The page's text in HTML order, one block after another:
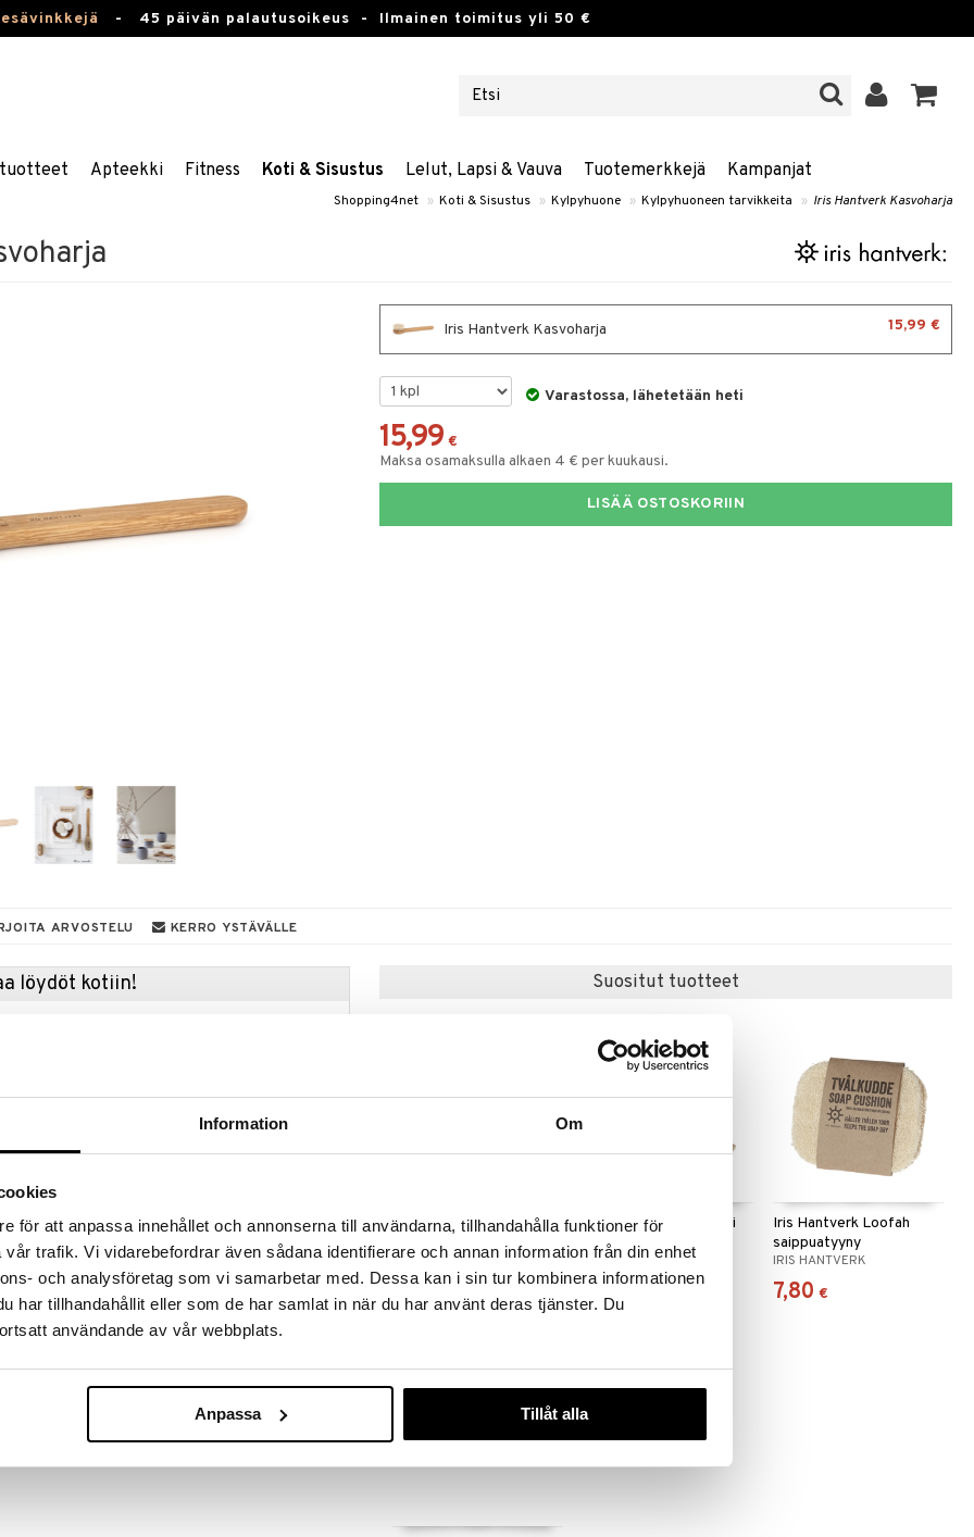
Information Om
för att anpassa innehållet och annonserna till användarna, tillhandahålla funktioner för
trafik. Vi vidarebefordrar även sådana identifierare och annan information från din enhet
och analysföretag som vi samarbetar med. Dessa kan i sin tur kombinera informationen
har tillhandahållit eller som de har samlat in när du har använt deras tjänster. Du
användande av vår webbplats.
Anpassa Tillåt alla
- 45 päivän palautusoikeus - Ilmainen toimitus yli 50 €
Apteekki Fitness Koti & Sisustus Lelut, Lapsi & Vauva Tuotemerkkejä Kampanjat
Shopping4net » Koti & Sisustus » Kylpyhuone » Kylpyhuoneen tarvikkeita » Iris Hantverk Kasvoharja
Iris Hantverk Kasvoharja 15,99 €
Varastossa, lähetetään heti
15,99 €
Maksa osamaksulla alkaen 4 € per kuukausi.
LISÄÄ OSTOSKORIIN
ARVOSTELU KERRO YSTÄVÄLLE
löydöt kotiin!
ja jouhia. Harjaa käytetään yhdessä
meikki, lika ja kuolleet ihosolut. Sitä tulee
ja suualuetta.
4,5 cm, Korkeus 3 cm
Suositut tuotteet
Eva Solo Suihkukuivain
EVA SOLO
29,57
Iris Hantverk Hiomakivi
IRIS HANTVERK
5,99
Iris Hantverk Loofah
saippuatyyny
IRIS HANTVERK
7,80 €